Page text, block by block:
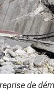
de